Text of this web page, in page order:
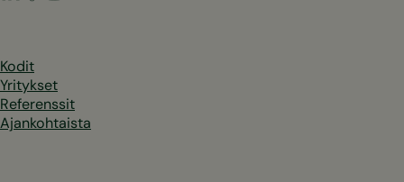
Kodit
Yritykset
Referenssit
Ajankohtaista